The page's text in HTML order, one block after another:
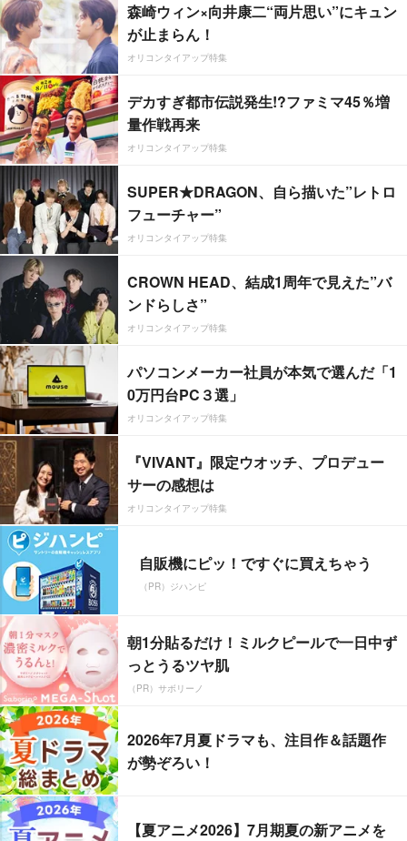
森崎ウィン×向井康二“両片思い”にキュン
が止まらん！
オリコンタイアップ特集
デカすぎ都市伝説発生!?ファミマ45％増
量作戦再来
オリコンタイアップ特集
SUPER★DRAGON、自ら描いた”レトロ
フューチャー”
オリコンタイアップ特集
CROWN HEAD、結成1周年で見えた”バ
ンドらしさ”
オリコンタイアップ特集
パソコンメーカー社員が本気で選んだ「1
0万円台PC３選」
オリコンタイアップ特集
『VIVANT』限定ウオッチ、プロデュー
サーの感想は
オリコンタイアップ特集
自販機にピッ！ですぐに買えちゃう
（PR）ジハンピ
朝1分貼るだけ！ミルクピールで一日中ず
っとうるツヤ肌
（PR）サボリーノ
2026年7月夏ドラマも、注目作＆話題作
が勢ぞろい！
【夏アニメ2026】7月期夏の新アニメを